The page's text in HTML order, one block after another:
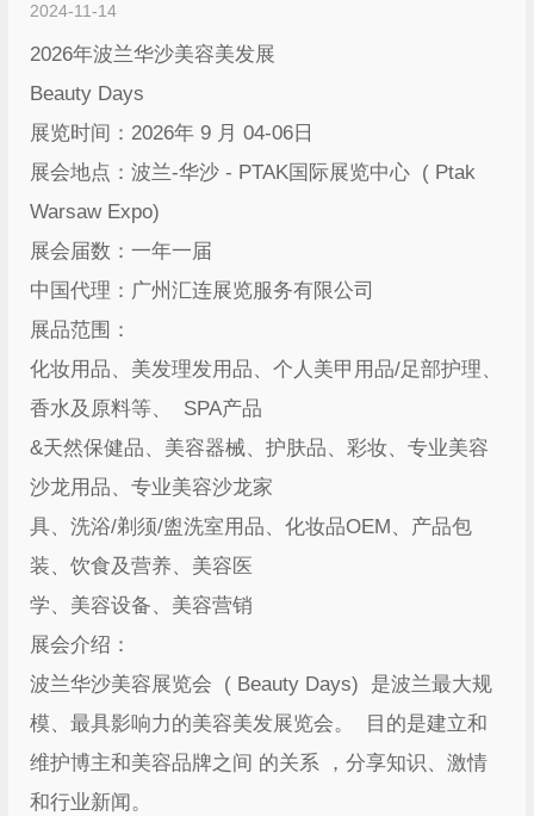
2024-11-14
2026年波兰华沙美容美发展
Beauty Days
展览时间：2026年 9 月 04-06日
展会地点：波兰-华沙 - PTAK国际展览中心 ( Ptak
Warsaw Expo)
展会届数：一年一届
中国代理：广州汇连展览服务有限公司
展品范围：
化妆用品、美发理发用品、个人美甲用品/足部护理、
香水及原料等、 SPA产品
&天然保健品、美容器械、护肤品、彩妆、专业美容
沙龙用品、专业美容沙龙家
具、洗浴/剃须/盥洗室用品、化妆品OEM、产品包
装、饮食及营养、美容医
学、美容设备、美容营销
展会介绍：
波兰华沙美容展览会 ( Beauty Days) 是波兰最大规
模、最具影响力的美容美发展览会。 目的是建立和
维护博主和美容品牌之间 的关系 ，分享知识、激情
和行业新闻。